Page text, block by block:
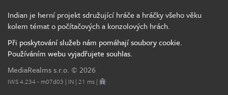
Indian je herní projekt sdružující hráče a hráčky všeho věku
kolem témat o počítačových a konzolových hrách.
Při poskytování služeb nám pomáhají soubory cookie.
Používáním webu vyjadřujete souhlas.
MediaRealms s.r.o. © 2026
IWS 4.234 - m07d03 | IN | 21 ms |